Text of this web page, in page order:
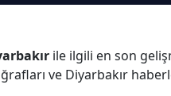
ile ilgili en son
ve Diyarbakır